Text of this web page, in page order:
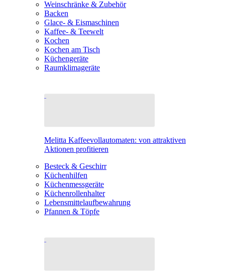
Weinschränke & Zubehör
Backen
Glace- & Eismaschinen
Kaffee- & Teewelt
Kochen
Kochen am Tisch
Küchengeräte
Raumklimageräte
Melitta Kaffeevollautomaten: von attraktiven
Aktionen profitieren
Besteck & Geschirr
Küchenhilfen
Küchenmessgeräte
Küchenrollenhalter
Lebensmittelaufbewahrung
Pfannen & Töpfe